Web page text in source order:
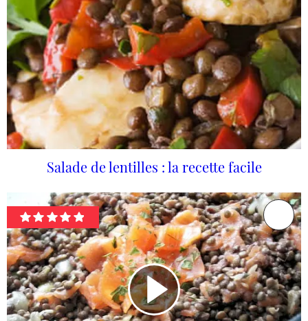
Salade de lentilles : la recette facile